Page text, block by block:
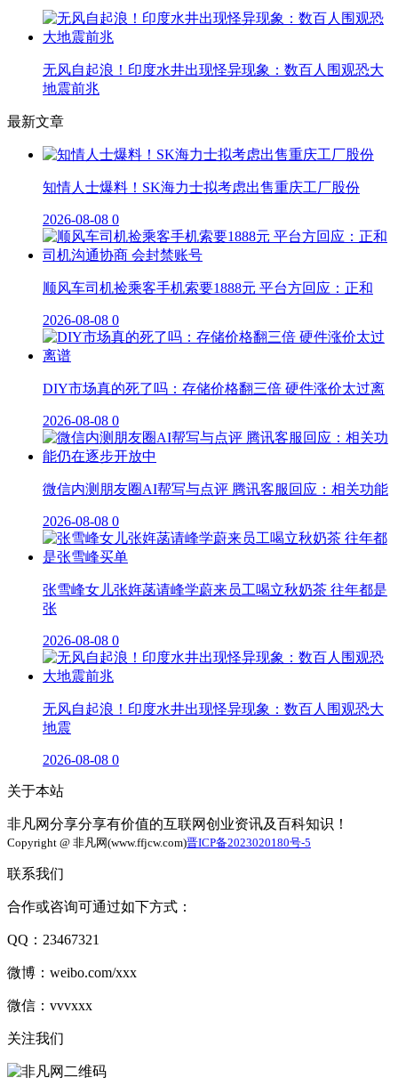
无风自起浪！印度水井出现怪异现象：数百人围观恐大
地震前兆
最新文章
知情人士爆料！SK海力士拟考虑出售重庆工厂股份
2026-08-08 0
顺风车司机捡乘客手机索要1888元 平台方回应：正和
2026-08-08 0
DIY市场真的死了吗：存储价格翻三倍 硬件涨价太过离
2026-08-08 0
微信内测朋友圈AI帮写与点评 腾讯客服回应：相关功能
2026-08-08 0
张雪峰女儿张姩菡请峰学蔚来员工喝立秋奶茶 往年都是
张
2026-08-08 0
无风自起浪！印度水井出现怪异现象：数百人围观恐大
地震
2026-08-08 0
关于本站
非凡网分享分享有价值的互联网创业资讯及百科知识！
Copyright @ 非凡网(www.ffjcw.com)晋ICP备2023020180号-5
联系我们
合作或咨询可通过如下方式：
QQ：23467321
微博：weibo.com/xxx
微信：vvvxxx
关注我们